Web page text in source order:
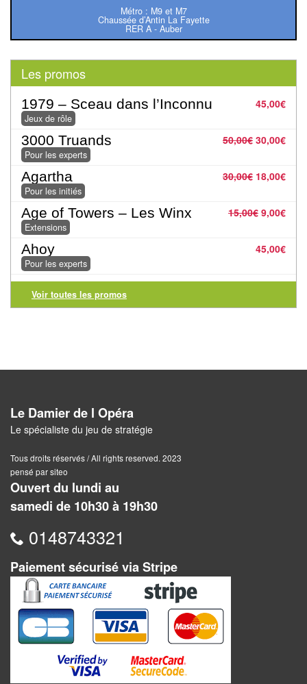
Classiques
Pour
enfants
Pour
la
famille
Pour
les
initiés
Pour
les
experts
2
Joueurs
Ambiance
Coopératif
Escape
Game
/
Enquête
Jeux
évolutifs
Métro : M9 et M7
Chaussée d’Antin La Fayette
RER A - Auber
Les promos
45,00€
1979 – Sceau dans l’Inconnu
Jeux de rôle
50,00€ 30,00€
3000 Truands
Pour les experts
30,00€ 18,00€
Agartha
Pour les initiés
15,00€ 9,00€
Age of Towers – Les Winx
Extensions
45,00€
Ahoy
Pour les experts
Voir toutes les promos
Le Damier de l Opéra
Le spécialiste du jeu de stratégie
Tous droits réservés / All rights reserved. 2023
pensé par siteo
Ouvert du lundi au
samedi de 10h30 à 19h30
0148743321
Paiement sécurisé via Stripe